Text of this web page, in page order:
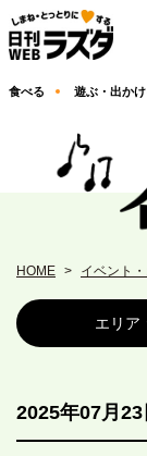
食べる 遊ぶ・出かけ
HOME イベント
エリア
2025年07月